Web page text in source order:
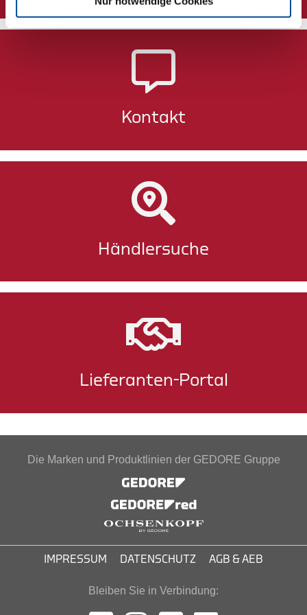
Kontakt
Händlersuche
Lieferanten-Portal
Die Marken und Produktlinien der GEDORE Gruppe
IMPRESSUM DATENSCHUTZ AGB & AEB
Bleiben Sie in Verbindung: